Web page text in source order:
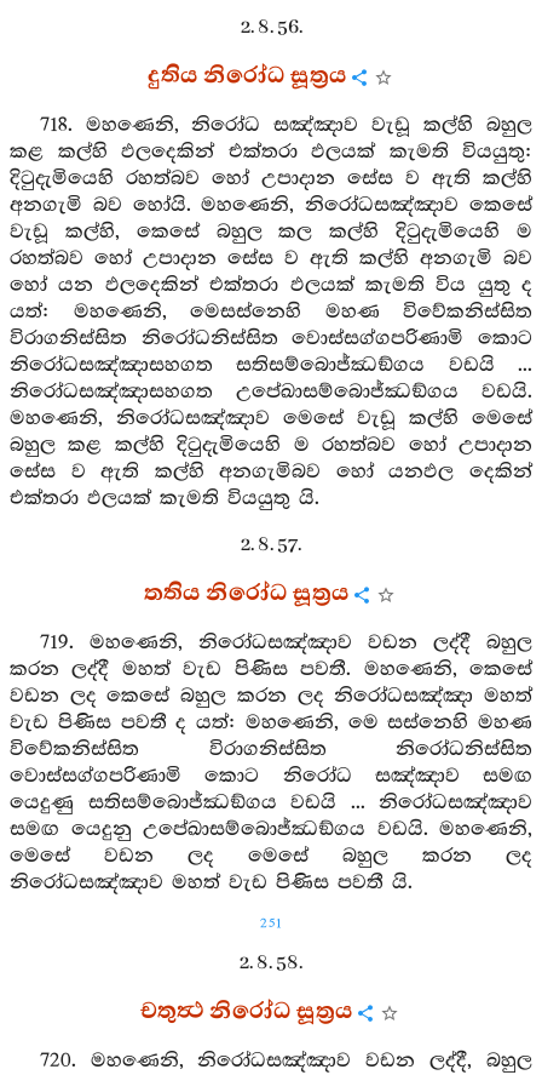
2. 8. 56.
දුතිය නිරෝධ සූත්‍රය
718. මහණෙනි, නිරෝධ සඤ්ඤාව වැඩූ කල්හි බහුල
කළ කල්හි ඵලදෙකින් එක්තරා ඵලයක් කැමති වියයුතු:
දිටුදැමියෙහි රහත්බව හෝ උපාදාන සේස ව ඇති කල්හි
අනගැමි බව හෝයි. මහණෙනි, නිරෝධසඤ්ඤාව කෙසේ
වැඩූ කල්හි, කෙසේ බහුල කල කල්හි දිටුදැමියෙහි ම
රහත්බව හෝ උපාදාන සේස ව ඇති කල්හි අනගැමි බව
හෝ යන ඵලදෙකින් එක්තරා ඵලයක් කැමති විය යුතු ද
යත්: මහණෙනි, මෙසස්නෙහි මහණ විවේකනිස්සිත
විරාගනිස්සිත නිරෝධනිස්සිත වොස්සග්ගපරිණාමි කොට
නිරෝධසඤ්ඤාසහගත සතිසම්බොජ්ඣඞ්ගය වඩයි ...
නිරෝධසඤ්ඤාසහගත උපේඛාසම්බොජ්ඣඞ්ගය වඩයි.
මහණෙනි, නිරෝධසඤ්ඤාව මෙසේ වැඩූ කල්හි මෙසේ
බහුල කළ කල්හි දිටුදැමියෙහි ම රහත්බව හෝ උපාදාන
සේස ව ඇති කල්හි අනගැමිබව හෝ යනඵල දෙකින්
එක්තරා ඵලයක් කැමති වියයුතු යි.
2. 8. 57.
තතිය නිරෝධ සූත්‍රය
719. මහණෙනි, නිරෝධසඤ්ඤාව වඩන ලද්දී බහුල
කරන ලද්දී මහත් වැඩ පිණිස පවතී. මහණෙනි, කෙසේ
වඩන ලද කෙසේ බහුල කරන ලද නිරෝධසඤ්ඤා මහත්
වැඩ පිණිස පවතී ද යත්: මහණෙනි, මෙ සස්නෙහි මහණ
විවේකනිස්සිත විරාගනිස්සිත නිරෝධනිස්සිත
වොස්සග්ගපරිණාමි කොට නිරෝධ සඤ්ඤාව සමඟ
යෙදුණු සතිසම්බොජ්ඣඞ්ගය වඩයි ... නිරෝධසඤ්ඤාව
සමඟ යෙදුනු උපේඛාසම්බොජ්ඣඞ්ගය වඩයි. මහණෙනි,
මෙසේ වඩන ලද මෙසේ බහුල කරන ලද
නිරෝධසඤ්ඤාව මහත් වැඩ පිණිස පවතී යි.
251
2. 8. 58.
චතුත්‍ථ නිරෝධ සූත්‍රය
720. මහණෙනි, නිරෝධසඤ්ඤාව වඩන ලද්දී, බහුල